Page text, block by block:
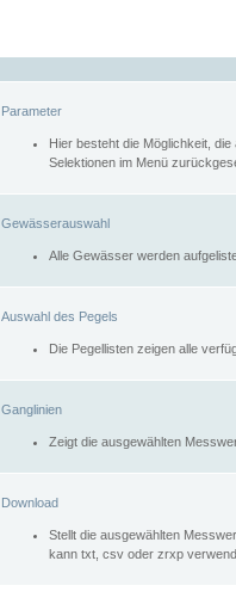
Parameter
Hier besteht die Möglichkeit,
Selektionen im Menü
Gewässerauswahl
Alle Gewässer werden
Auswahl des Pegels
Die Pegellisten zeigen alle
Ganglinien
Zeigt die ausgewählten
Download
Stellt die ausgewählten
kann txt, csv oder zrxp